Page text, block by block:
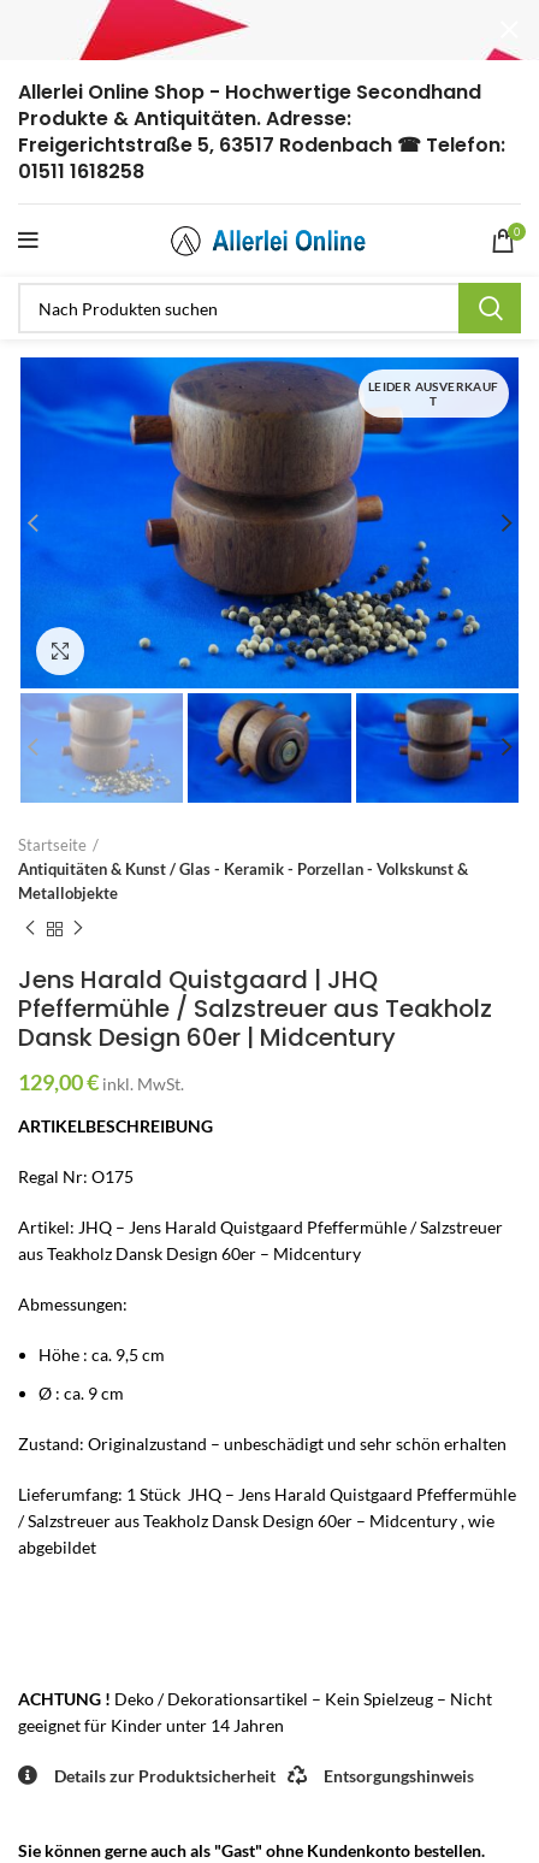
Allerlei Online Shop - Hochwertige Secondhand
Produkte & Antiquitäten. Adresse:
Freigerichtstraße 5, 63517 Rodenbach ☎ Telefon:
01511 1618258
0
LEIDER AUSVERKAUF
T
Zum Vergrößern anklicken
Startseite
Antiquitäten & Kunst / Glas - Keramik - Porzellan - Volkskunst &
Metallobjekte
Jens Harald Quistgaard | JHQ
Pfeffermühle / Salzstreuer aus Teakholz
Dansk Design 60er | Midcentury
129,00€ inkl. MwSt.
ARTIKELBESCHREIBUNG
Regal Nr: O175
Artikel: JHQ – Jens Harald Quistgaard Pfeffermühle / Salzstreuer
aus Teakholz Dansk Design 60er – Midcentury
Abmessungen:
Höhe : ca. 9,5 cm
Ø : ca. 9 cm
Zustand: Originalzustand – unbeschädigt und sehr schön erhalten
Lieferumfang: 1 Stück JHQ – Jens Harald Quistgaard Pfeffermühle
/ Salzstreuer aus Teakholz Dansk Design 60er – Midcentury , wie
abgebildet
ACHTUNG ! Deko / Dekorationsartikel – Kein Spielzeug – Nicht
geeignet für Kinder unter 14 Jahren
Details zur Produktsicherheit Entsorgungshinweis
Sie können gerne auch als "Gast" ohne Kundenkonto bestellen.